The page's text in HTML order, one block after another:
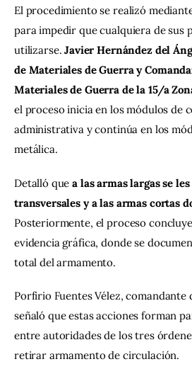
El procedimiento se realizó
para impedir que cualquiera de sus
utilizarse. Javier Hernández del
de Materiales de Guerra y
Materiales de Guerra de la 15/a
el proceso inicia en los módulos de
administrativa y continúa en los
metálica.
Detalló que a las armas largas se
transversales y a las armas cortas
Posteriormente, el proceso
evidencia gráfica, donde se
total del armamento.
Porfirio Fuentes Vélez, comandante
señaló que estas acciones forman
entre autoridades de los tres
retirar armamento de circulación.